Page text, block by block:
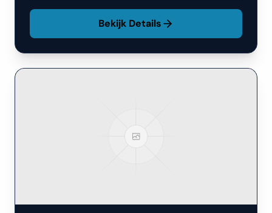
Bekijk Details